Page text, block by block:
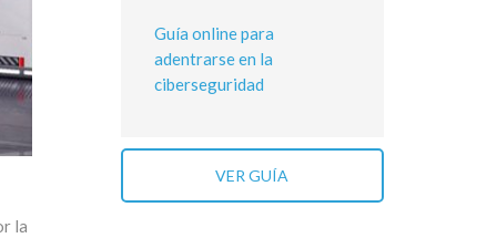
la
Guía online para
adentrarse en la
ciberseguridad
VER GUÍA